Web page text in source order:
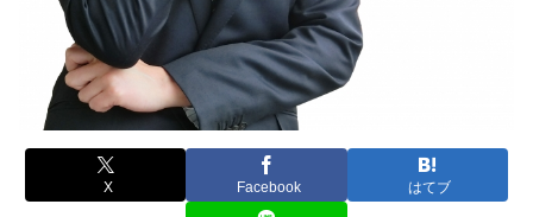
X Facebook はてブ